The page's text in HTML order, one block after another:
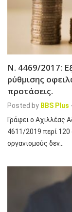
Ν. 4469/2017:
ρύθμισης
προτάσεις.
Posted by BBS Plus -
Γράφει ο Αχιλλέας
4611/2019 περί 120
οργανισμούς δεν…